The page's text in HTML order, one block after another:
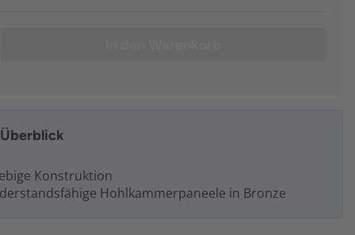
Konstruktion
Hohlkammerpaneele in Bronze